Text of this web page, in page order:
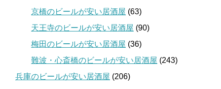
京橋のビールが安い居酒屋 (63)
天王寺のビールが安い居酒屋 (90)
梅田のビールが安い居酒屋 (36)
難波・心斎橋のビールが安い居酒屋 (243)
兵庫のビールが安い居酒屋 (206)